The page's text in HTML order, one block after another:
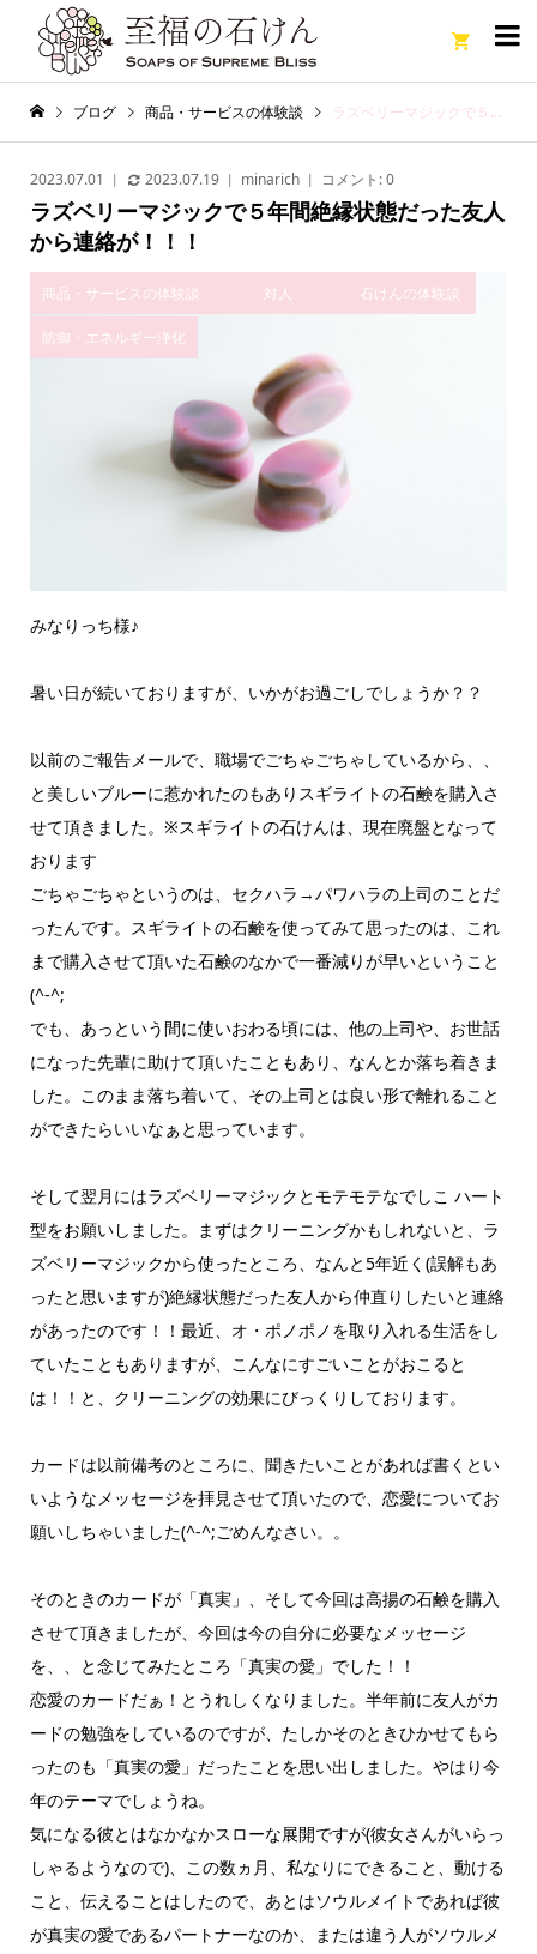

ブログ 商品・サービスの体験談 ラズベリーマジックで５年間絶縁状態だった友人から連絡が！！！
2023.07.01 2023.07.19 minarich コメント:0
ラズベリーマジックで５年間絶縁状態だった友人
から連絡が！！！
商品・サービスの体験談 対人 石けんの体験談
防御・エネルギー浄化
みなりっち様♪
暑い日が続いておりますが、いかがお過ごしでしょうか？？
以前のご報告メールで、職場でごちゃごちゃしているから、、
と美しいブルーに惹かれたのもありスギライトの石鹸を購入さ
せて頂きました。※スギライトの石けんは、現在廃盤となって
おります
ごちゃごちゃというのは、セクハラ→パワハラの上司のことだ
ったんです。スギライトの石鹸を使ってみて思ったのは、これ
まで購入させて頂いた石鹸のなかで一番減りが早いということ
(^-^;
でも、あっという間に使いおわる頃には、他の上司や、お世話
になった先輩に助けて頂いたこともあり、なんとか落ち着きま
した。このまま落ち着いて、その上司とは良い形で離れること
ができたらいいなぁと思っています。
そして翌月にはラズベリーマジックとモテモテなでしこ ハート
型をお願いしました。まずはクリーニングかもしれないと、ラ
ズベリーマジックから使ったところ、なんと5年近く(誤解もあ
ったと思いますが)絶縁状態だった友人から仲直りしたいと連絡
があったのです！！最近、オ・ポノポノを取り入れる生活をし
ていたこともありますが、こんなにすごいことがおこると
は！！と、クリーニングの効果にびっくりしております。
カードは以前備考のところに、聞きたいことがあれば書くとい
いようなメッセージを拝見させて頂いたので、恋愛についてお
願いしちゃいました(^-^;ごめんなさい。。
そのときのカードが「真実」、そして今回は高揚の石鹸を購入
させて頂きましたが、今回は今の自分に必要なメッセージ
を、、と念じてみたところ「真実の愛」でした！！
恋愛のカードだぁ！とうれしくなりました。半年前に友人がカ
ードの勉強をしているのですが、たしかそのときひかせてもら
ったのも「真実の愛」だったことを思い出しました。やはり今
年のテーマでしょうね。
気になる彼とはなかなかスローな展開ですが(彼女さんがいらっ
しゃるようなので)、この数ヵ月、私なりにできること、動ける
こと、伝えることはしたので、あとはソウルメイトであれば彼
が真実の愛であるパートナーなのか、または違う人がソウルメ